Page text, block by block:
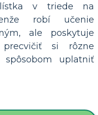
lístka v triede na
robí učenie
ale poskytuje
si rôzne
uplatniť